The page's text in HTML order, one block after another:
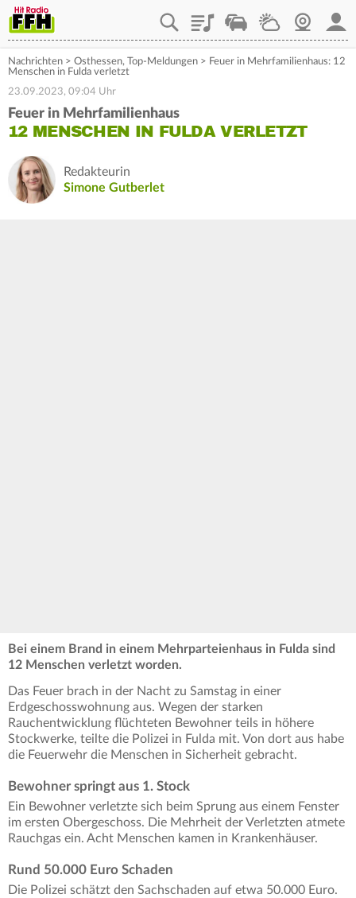
PlaylistStaupilotWetterWebcam
Nachrichten > Osthessen, Top-Meldungen > Feuer in Mehrfamilienhaus: 12
Menschen in Fulda verletzt
23.09.2023, 09:04 Uhr
Feuer in Mehrfamilienhaus
12 MENSCHEN IN FULDA VERLETZT
Redakteurin
Simone Gutberlet
Bei einem Brand in einem Mehrparteienhaus in Fulda sind
12 Menschen verletzt worden.
Das Feuer brach in der Nacht zu Samstag in einer
Erdgeschosswohnung aus. Wegen der starken
Rauchentwicklung flüchteten Bewohner teils in höhere
Stockwerke, teilte die Polizei in Fulda mit. Von dort aus habe
die Feuerwehr die Menschen in Sicherheit gebracht.
Bewohner springt aus 1. Stock
Ein Bewohner verletzte sich beim Sprung aus einem Fenster
im ersten Obergeschoss. Die Mehrheit der Verletzten atmete
Rauchgas ein. Acht Menschen kamen in Krankenhäuser.
Rund 50.000 Euro Schaden
Die Polizei schätzt den Sachschaden auf etwa 50.000 Euro.